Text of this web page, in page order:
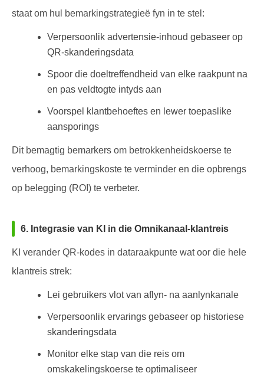
staat om hul bemarkingstrategieë fyn in te stel:
Verpersoonlik advertensie-inhoud gebaseer op
QR-skanderingsdata
Spoor die doeltreffendheid van elke raakpunt na
en pas veldtogte intyds aan
Voorspel klantbehoeftes en lewer toepaslike
aansporings
Dit bemagtig bemarkers om betrokkenheidskoerse te
verhoog, bemarkingskoste te verminder en die opbrengs
op belegging (ROI) te verbeter.
6. Integrasie van KI in die Omnikanaal-klantreis
KI verander QR-kodes in dataraakpunte wat oor die hele
klantreis strek:
Lei gebruikers vlot van aflyn- na aanlynkanale
Verpersoonlik ervarings gebaseer op historiese
skanderingsdata
Monitor elke stap van die reis om
omskakelingskoerse te optimaliseer